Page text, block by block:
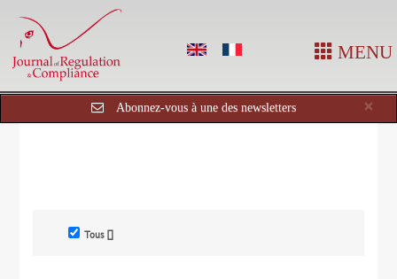
MENU
×
Abonnez-vous à une des newsletters
Tous []